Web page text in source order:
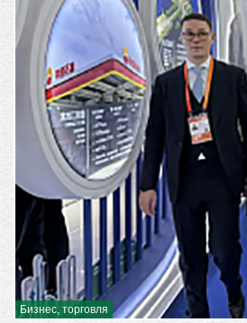
Бизнес, торговля